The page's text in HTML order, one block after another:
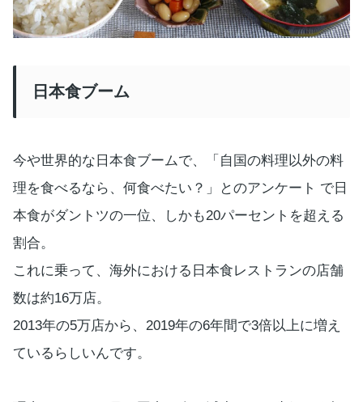
日本食ブーム
今や世界的な日本食ブームで、「自国の料理以外の料
理を食べるなら、何食べたい？」とのアンケート で日
本食がダントツの一位、しかも20パーセントを超える
割合。
これに乗って、海外における日本食レストランの店舗
数は約16万店。
2013年の5万店から、2019年の6年間で3倍以上に増え
ているらしいんです。